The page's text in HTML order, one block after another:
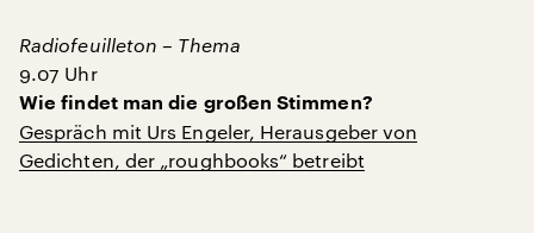
Radiofeuilleton – Thema
9.07 Uhr
Wie findet man die großen Stimmen?
Gespräch mit Urs Engeler, Herausgeber von
Gedichten, der „roughbooks“ betreibt